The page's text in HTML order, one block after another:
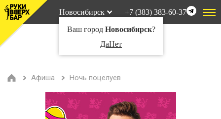
Новосибирск
Ваш город Новосибирск?
ДаНет
+7 (383) 383-60-37
Афиша Ночь поцелуев